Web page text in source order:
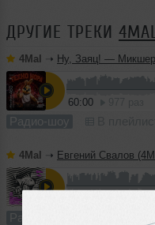
ДРУГИЕ ТРЕКИ 4MAL
4Mal ➝ Ну, Заяц! — Микшер Русской кибернетики 460 с Евгением
60:00
Радио-шоу
4Mal ➝ Евгений Свалов (4Mal), Александр Киреев
Радио-шоу В